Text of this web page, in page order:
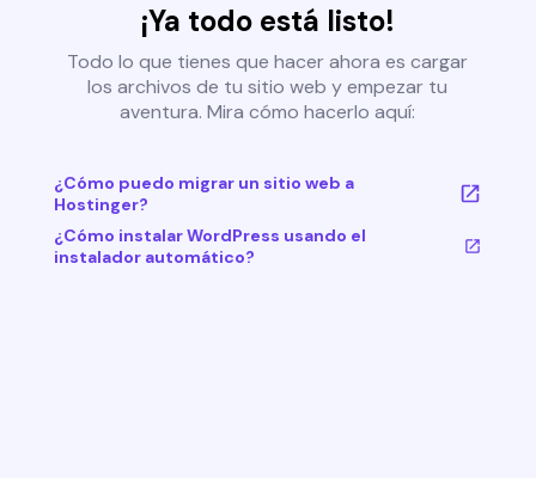
¡Ya todo está listo!
Todo lo que tienes que hacer ahora es cargar
los archivos de tu sitio web y empezar tu
aventura. Mira cómo hacerlo aquí:
¿Cómo puedo migrar un sitio web a
Hostinger?
¿Cómo instalar WordPress usando el
instalador automático?